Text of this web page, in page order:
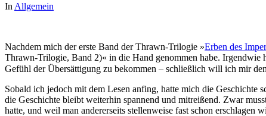
In Allgemein
Nachdem mich der erste Band der Thrawn-Trilogie »Erben des
Thrawn-Trilogie, Band 2)« in die Hand genommen habe. Irgendwie
Gefühl der Übersättigung zu bekommen – schließlich will ich mir
Sobald ich jedoch mit dem Lesen anfing, hatte mich die
die Geschichte bleibt weiterhin spannend und mitreißend. Zwar
hatte, und weil man andererseits stellenweise fast schon